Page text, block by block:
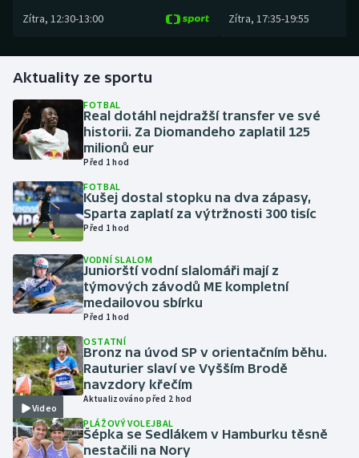
Golf
Házená
Jezdectví
Judo
Krasobruslení
Lezení
Lyže a snowboard
Moderní pětiboj
Motorsport
Olympijské hry
Parasport
Zítra, 12:30-13:00 Zítra, 17:35-19:55
Aktuality ze sportu
FOTBAL
Real dotáhl nejdražší transfer ve své
historii. Za Diomandeho zaplatil 125
milionů eur
Před 1 hod
FOTBAL
Kušej dostal stopku na dva zápasy,
Sparta zaplatí za výtržnosti 300 tisíc
Před 1 hod
VODNÍ SLALOM
Juniorští vodní slalomáři mají z
týmových závodů ME kompletní
medailovou sbírku
Před 1 hod
Video
OSTATNÍ
Bronz na úvod SP v orientačním běhu.
Rauturier slaví ve Vyšším Brodě
navzdory křečím
Aktualizováno před 2 hod
PLÁŽOVÝ VOLEJBAL
Šépka se Sedlákem v Hamburku těsně
nestačili na Nory